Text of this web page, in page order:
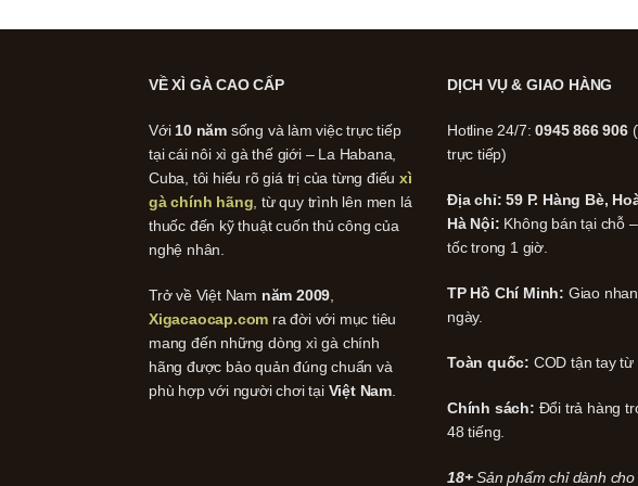
VỀ XÌ GÀ CAO CẤP
Với 10 năm sống và làm việc trực tiếp
tại cái nôi xì gà thế giới – La Habana,
Cuba, tôi hiểu rõ giá trị của từng điếuxì
gà chính hãng , từ quy trình lên men lá
thuốc đến kỹ thuật cuốn thủ công của
nghệ nhân.
Trở về Việt Nam năm 2009
Xigacaocap.com ra đời với mục tiêu
mang đến những dòng xì gà chính
hãng được bảo quản đúng chuẩn và
phù hợp với người chơi tại Việt Nam
DỊCH VỤ & GIAO HÀNG
Hotline 24/7:0945 866 906
trực tiếp)
Địa chỉ: 59 P. Hàng Bè,
Hà Nội: Không bán tại chỗ
tốc trong 1 giờ.
TP Hồ Chí Minh: Giao
ngày.
Toàn quốc: COD tận tay từ
Chính sách: Đổi trả hàng
48 tiếng.
18+Sản phẩm chỉ dành